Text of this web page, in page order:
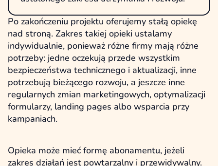
Po zakończeniu projektu oferujemy stałą opiekę
nad stroną. Zakres takiej opieki ustalamy
indywidualnie, ponieważ różne firmy mają różne
potrzeby: jedne oczekują przede wszystkim
bezpieczeństwa technicznego i aktualizacji, inne
potrzebują bieżącego rozwoju, a jeszcze inne
regularnych zmian marketingowych, optymalizacji
formularzy, landing pages albo wsparcia przy
kampaniach.
Opieka może mieć formę abonamentu, jeżeli
zakres działań jest powtarzalny i przewidywalny.